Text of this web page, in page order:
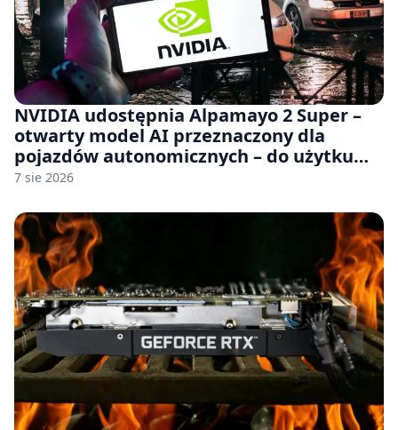
NVIDIA udostępnia Alpamayo 2 Super –
otwarty model AI przeznaczony dla
pojazdów autonomicznych – do użytku
komercyjnego
7 sie 2026